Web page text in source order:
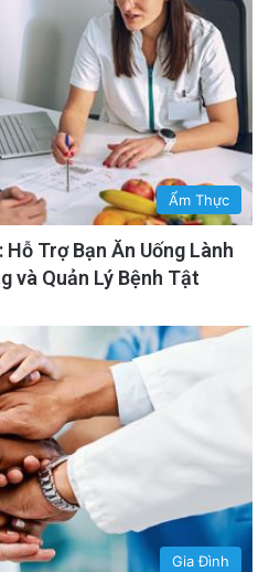
Ẩm Thực
Hỗ Trợ Bạn Ăn Uống Lành
và Quản Lý Bệnh Tật
Gia Đình